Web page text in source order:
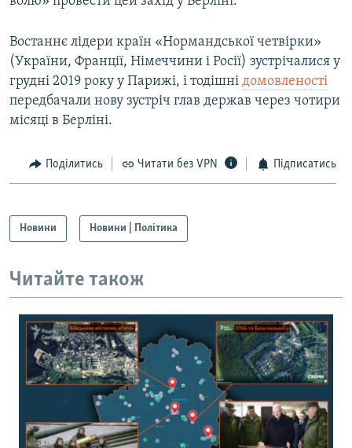
Востаннє лідери країн «Нормандської четвірки»
(України, Франції, Німеччини і Росії) зустрічалися у
грудні 2019 року у Парижі, і тодішні домовленості
передбачали нову зустріч глав держав через чотири
місяці в Берліні.
Поділитись Читати без VPN Підписатись
Новини Новини | Політика
Читайте також